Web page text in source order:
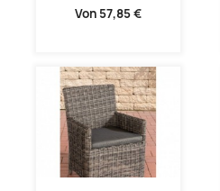
Von 57,85 €